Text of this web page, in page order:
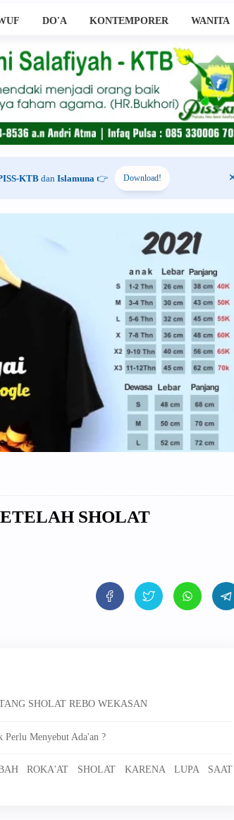
DO'A KONTEMPORER WANITA
KTBdan Islamuna 👉 Download!
SHOLAT
SHOLAT REBO WEKASAN
Perlu Menyebut Ada'an ?
ROKA'AT SHOLAT KARENA LUPA SAAT